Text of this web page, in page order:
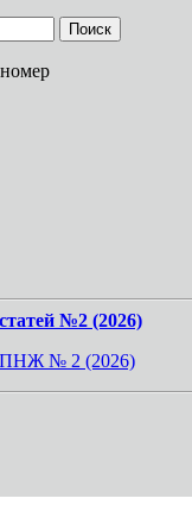
№2 (2026)
ПНЖ № 2 (2026)